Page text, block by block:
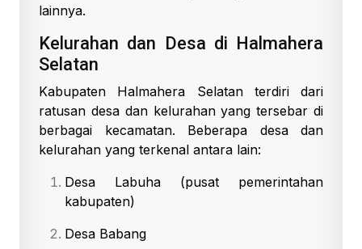
lainnya.
Kelurahan dan Desa di Halmahera
Selatan
Kabupaten Halmahera Selatan terdiri dari
ratusan desa dan kelurahan yang tersebar di
berbagai kecamatan. Beberapa desa dan
kelurahan yang terkenal antara lain:
Desa Labuha (pusat pemerintahan
kabupaten)
Desa Babang